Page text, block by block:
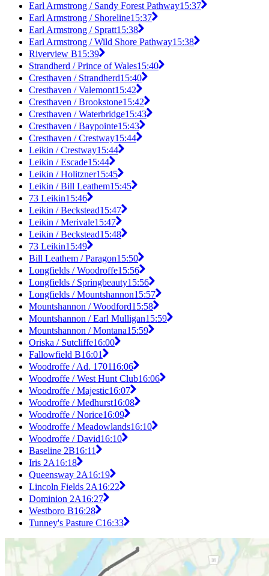
Earl Armstrong / Sandy Forest Pathway15:37
Earl Armstrong / Shoreline15:37
Earl Armstrong / Spratt15:38
Earl Armstrong / Wild Shore Pathway15:38
Riverview B15:39
Strandherd / Prince of Wales15:40
Cresthaven / Strandherd15:40
Cresthaven / Valemont15:42
Cresthaven / Brookstone15:42
Cresthaven / Waterbridge15:43
Cresthaven / Baypointe15:43
Cresthaven / Crestway15:44
Leikin / Crestway15:44
Leikin / Escade15:44
Leikin / Holitzner15:45
Leikin / Bill Leathem15:45
73 Leikin15:46
Leikin / Beckstead15:47
Leikin / Merivale15:47
Leikin / Beckstead15:48
73 Leikin15:49
Bill Leathem / Paragon15:50
Longfields / Woodroffe15:56
Longfields / Springbeauty15:56
Longfields / Mountshannon15:57
Mountshannon / Woodford15:58
Mountshannon / Earl Mulligan15:59
Mountshannon / Montana15:59
Oriska / Sutcliffe16:00
Fallowfield B16:01
Woodroffe / Ad. 170116:06
Woodroffe / West Hunt Club16:06
Woodroffe / Majestic16:07
Woodroffe / Medhurst16:08
Woodroffe / Norice16:09
Woodroffe / Meadowlands16:10
Woodroffe / David16:10
Baseline 2B16:11
Iris 2A16:18
Queensway 2A16:19
Lincoln Fields 2A16:22
Dominion 2A16:27
Westboro B16:28
Tunney's Pasture C16:33